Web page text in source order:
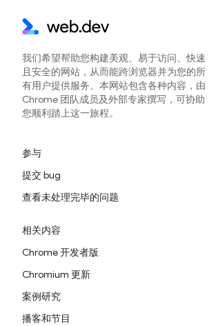
我们希望帮助您构建美观、易于访问、快速
且安全的网站，从而能跨浏览器并为您的所
有用户提供服务。本网站包含各种内容，由
Chrome 团队成员及外部专家撰写，可协助
您顺利踏上这一旅程。
参与
提交 bug
查看未处理完毕的问题
相关内容
Chrome 开发者版
Chromium 更新
案例研究
播客和节目